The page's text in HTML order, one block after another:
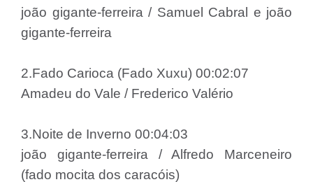
joão gigante-ferreira / Samuel Cabral e joão
gigante-ferreira
2.Fado Carioca (Fado Xuxu) 00:02:07
Amadeu do Vale / Frederico Valério
3.Noite de Inverno 00:04:03
joão gigante-ferreira / Alfredo Marceneiro
(fado mocita dos caracóis)